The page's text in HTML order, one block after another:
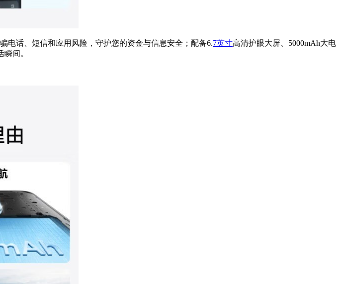
电话、短信和应用风险，守护您的资金与信息安全；配备6.7英寸高清护眼大屏、5000mAh大电
间。